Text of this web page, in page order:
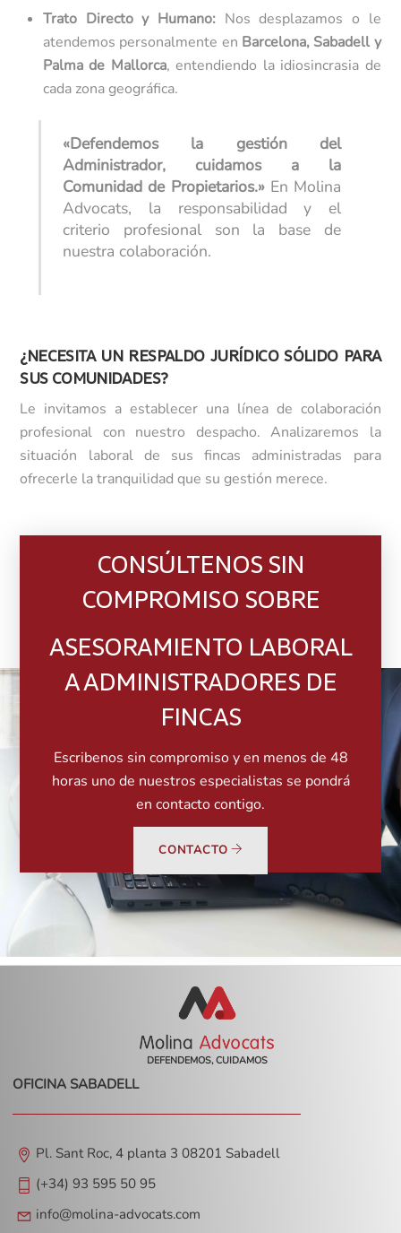
Trato Directo y Humano:Nos desplazamos o le
atendemos personalmente en Barcelona, Sabadell y
Palma de Mallorca, entendiendo la idiosincrasia de
cada zona geográfica.
«Defendemos la gestión del
Administrador, cuidamos a la
Comunidad de Propietarios.»En Molina
Advocats, la responsabilidad y el
criterio profesional son la base de
nuestra colaboración.
¿NECESITA UN RESPALDO JURÍDICO SÓLIDO PARA
SUS COMUNIDADES?
Le invitamos a establecer una línea de colaboración
profesional con nuestro despacho. Analizaremos la
situación laboral de sus fincas administradas para
ofrecerle la tranquilidad que su gestión merece.
CONSÚLTENOS SIN
COMPROMISO SOBRE
ASESORAMIENTO LABORAL
A ADMINISTRADORES DE
FINCAS
Escribenos sin compromiso y en menos de 48
horas uno de nuestros especialistas se pondrá
en contacto contigo.
CONTACTO
DEFENDEMOS, CUIDAMOS
OFICINA SABADELL
Pl. Sant Roc, 4 planta 3 08201 Sabadell
(+34) 93 595 50 95
info@molina-advocats.com